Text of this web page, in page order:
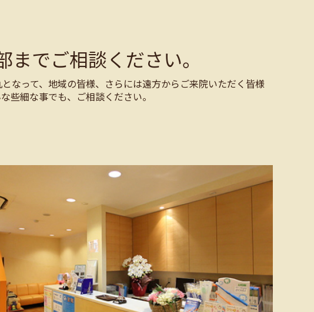
でご相談ください。
なって、地域の皆様、さらには遠方からご来院いただく皆様
些細な事でも、ご相談ください。